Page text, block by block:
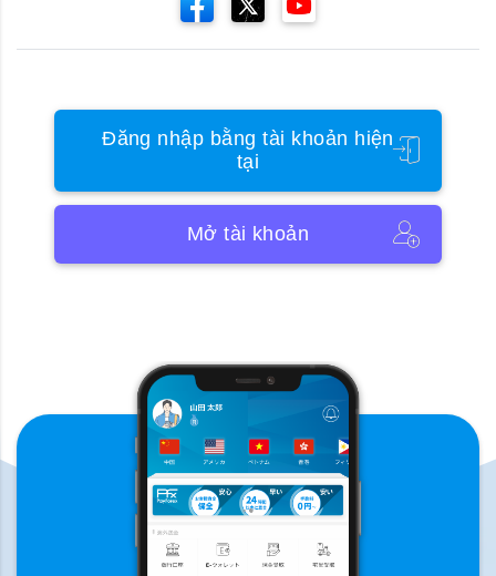
Đăng nhập bằng tài khoản hiện
tại
Mở tài khoản